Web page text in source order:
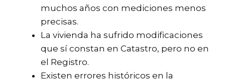
muchos años con mediciones menos
precisas.
La vivienda ha sufrido modificaciones
que sí constan en Catastro, pero no en
el Registro.
Existen errores históricos en la